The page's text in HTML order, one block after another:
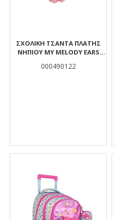
ΣΧΟΛΙΚΉ ΤΣΆΝΤΑ ΠΛΆΤΗΣ
ΝΗΠΊΟΥ MY MELODY EARS
000490122